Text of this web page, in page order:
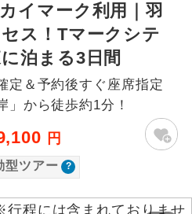
イマーク利用｜羽
ス！Tマークシテ
泊まる3日間
定＆予約後すぐ座席指定
」から徒歩約1分！
円
型ツアー
発空港（駅）から復路到着空港
まで同行します。
着空港（駅）から最終日出発空港
まで添乗員が同行します。
イドが乗務し、車内での観光案内
ます。
は
「個人包括旅行運
ーです。
利用便の空席状況に
かじめご了承いただき
ます。